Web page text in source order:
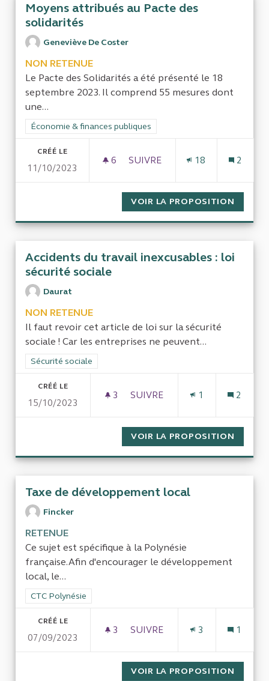
Moyens attribués au Pacte des
solidarités
Geneviève De Coster
NON RETENUE
Le Pacte des Solidarités a été présenté le 18
septembre 2023. Il comprend 55 mesures dont
une...
Filtrer les résultats de la catégorie : Économie & finances
Économie & finances publiques
CRÉÉ LE
11/10/2023
6 6 ABONNÉS
SUIVRE
18 2
VOIR LA PROPOSITION
Accidents du travail inexcusables : loi
sécurité sociale
Daurat
NON RETENUE
Il faut revoir cet article de loi sur la sécurité
sociale ! Car les entreprises ne peuvent...
Filtrer les résultats de la catégorie : Sécurité sociale
Sécurité sociale
CRÉÉ LE
15/10/2023
3 3 ABONNÉS
SUIVRE
1 2
VOIR LA PROPOSITION
Taxe de développement local
Fincker
RETENUE
Ce sujet est spécifique à la Polynésie
française.Afin d'encourager le développement
local, le...
Filtrer les résultats de la catégorie : CTC Polynésie
CTC Polynésie
CRÉÉ LE
07/09/2023
3 3 ABONNÉS
SUIVRE
3 1
VOIR LA PROPOSITION